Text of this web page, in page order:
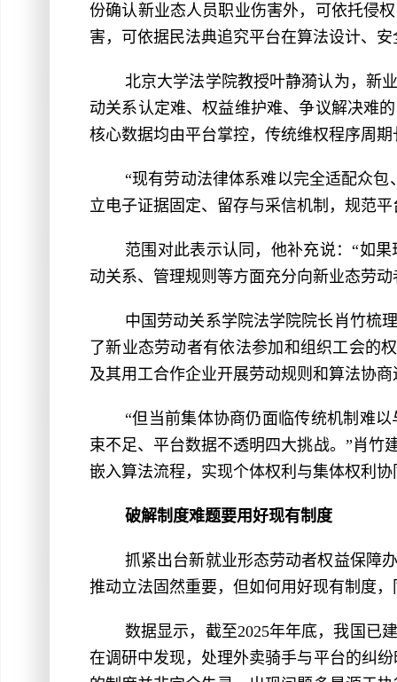
份确认新业态人员职业伤害外，可依托侵
害，可依据民法典追究平台在算法设计、
北京大学法学院教授叶静漪认为，新
动关系认定难、权益维护难、争议解决难
核心数据均由平台掌控，传统维权程序周
“现有劳动法律体系难以完全适配众
立电子证据固定、留存与采信机制，规范
范围对此表示认同，他补充说：“如
动关系、管理规则等方面充分向新业态劳
中国劳动关系学院法学院院长肖竹梳
了新业态劳动者有依法参加和组织工会的
及其用工合作企业开展劳动规则和算法协
“但当前集体协商仍面临传统机制难
束不足、平台数据不透明四大挑战。”肖竹
嵌入算法流程，实现个体权利与集体权利协
破解制度难题要用好现有制度
抓紧出台新就业形态劳动者权益保障
推动立法固然重要，但如何用好现有制度
数据显示，截至2025年年底，我国已
在调研中发现，处理外卖骑手与平台的纠